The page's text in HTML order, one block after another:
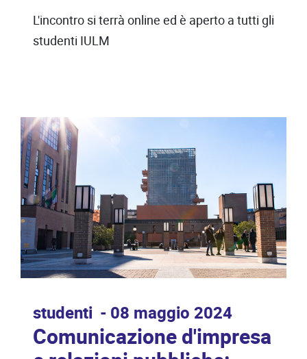
L'incontro si terrà online ed è aperto a tutti gli
studenti IULM
studenti 08 maggio 2024
Comunicazione d'impresa